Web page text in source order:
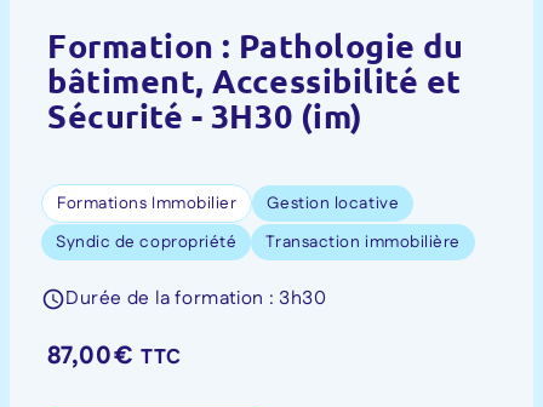
Formation : Pathologie du
bâtiment, Accessibilité et
Sécurité - 3H30 (im)
Formations Immobilier
Gestion locative
Syndic de copropriété
Transaction immobilière
Durée de la formation : 3h30
87,00€ TTC